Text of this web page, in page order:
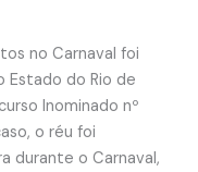
no Carnaval foi
Estado do Rio de
Inominado nº
o réu foi
durante o Carnaval,